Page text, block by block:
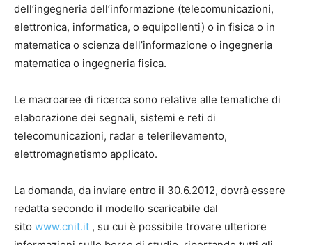
dell’ingegneria dell’informazione (telecomunicazioni,
elettronica, informatica, o equipollenti) o in fisica o in
matematica o scienza dell’informazione o ingegneria
matematica o ingegneria fisica.
Le macroaree di ricerca sono relative alle tematiche di
elaborazione dei segnali, sistemi e reti di
telecomunicazioni, radar e telerilevamento,
elettromagnetismo applicato.
La domanda, da inviare entro il 30.6.2012, dovrà essere
redatta secondo il modello scaricabile dal
sito www.cnit.it , su cui è possibile trovare ulteriore